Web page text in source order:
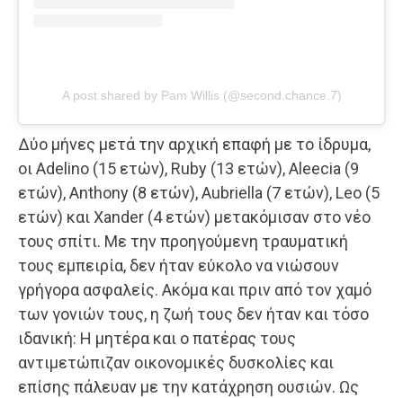
A post shared by Pam Willis (@second.chance.7)
Δύο μήνες μετά την αρχική επαφή με το ίδρυμα,
οι Adelino (15 ετών), Ruby (13 ετών), Aleecia (9
ετών), Anthony (8 ετών), Aubriella (7 ετών), Leo (5
ετών) και Xander (4 ετών) μετακόμισαν στο νέο
τους σπίτι. Με την προηγούμενη τραυματική
τους εμπειρία, δεν ήταν εύκολο να νιώσουν
γρήγορα ασφαλείς. Ακόμα και πριν από τον χαμό
των γονιών τους, η ζωή τους δεν ήταν και τόσο
ιδανική: Η μητέρα και ο πατέρας τους
αντιμετώπιζαν οικονομικές δυσκολίες και
επίσης πάλευαν με την κατάχρηση ουσιών. Ως